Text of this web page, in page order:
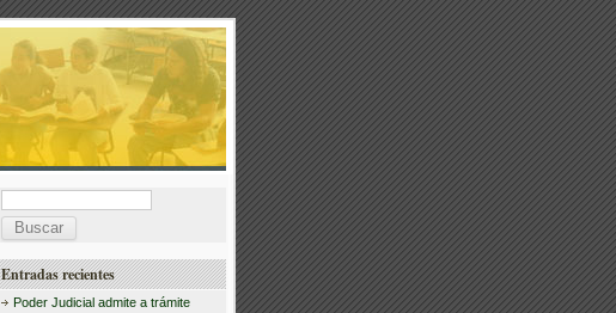
B
u
s
c
Entradas recientes
Poder Judicial admite a trámite